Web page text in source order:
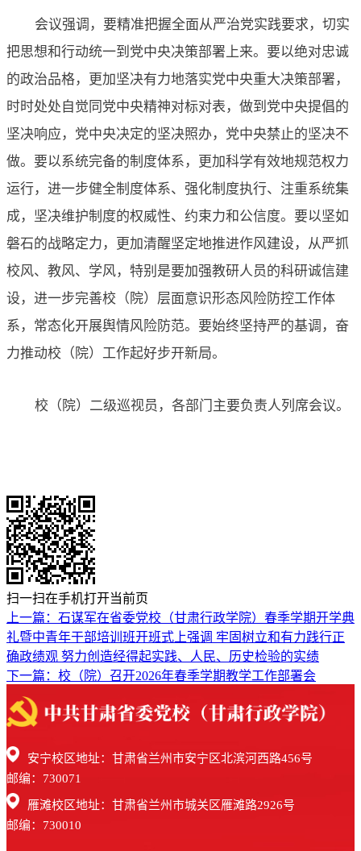
会议强调，要精准把握全面从严治党实践要求，切实
把思想和行动统一到党中央决策部署上来。要以绝对忠诚
的政治品格，更加坚决有力地落实党中央重大决策部署 ，
时时处处自觉同党中央精神对标对表，做到党中央提倡的
坚决响应，党中央决定的坚决照办，党中央禁止的坚决不
做。 要以系统完备的制度体系，更加科学有效地规范权力
运行，进一步健全制度体系、强化制度执行、注重系统集
成，坚决维护制度的权威性、约束力和公信度。要以坚如
磐石的战略定力，更加清醒坚定地推进作风建设，从严抓
校风、教风、学风，特别是要加强教研人员的科研诚信建
设 ， 进一步完善校（院） 层面意识形态风险防控工作体
系 ，常态化开展舆情风险防范。 要始终坚持严的基调，奋
力推动校（院）工作起好步开新局。
校（院）二级巡视员，各部门主要负责人列席会议。
扫一扫在手机打开当前页
上一篇：石谋军在省委党校（甘肃行政学院）春季学期开学典
礼暨中青年干部培训班开班式上强调 牢固树立和有力践行正
确政绩观 努力创造经得起实践、人民、历史检验的实绩
下一篇：校（院）召开2026年春季学期教学工作部署会
安宁校区地址：甘肃省兰州市安宁区北滨河西路456号
邮编：730071
雁滩校区地址：甘肃省兰州市城关区雁滩路2926号
邮编：730010